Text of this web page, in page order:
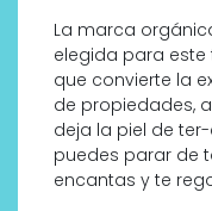
La marca
elegida para este
que convierte la
de propiedades,
deja la piel de
puedes parar de
encantas y te